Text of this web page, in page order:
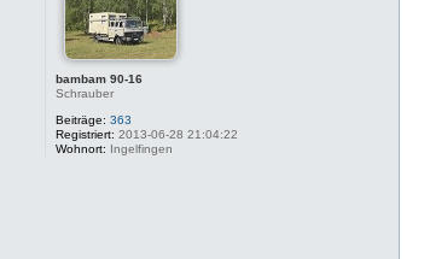
bambam 90-16
Schrauber
Beiträge: 363
Registriert: 2013-06-28 21:04:22
Wohnort: Ingelfingen